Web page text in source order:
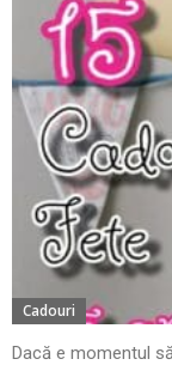
Cadouri
Dacă e momentul